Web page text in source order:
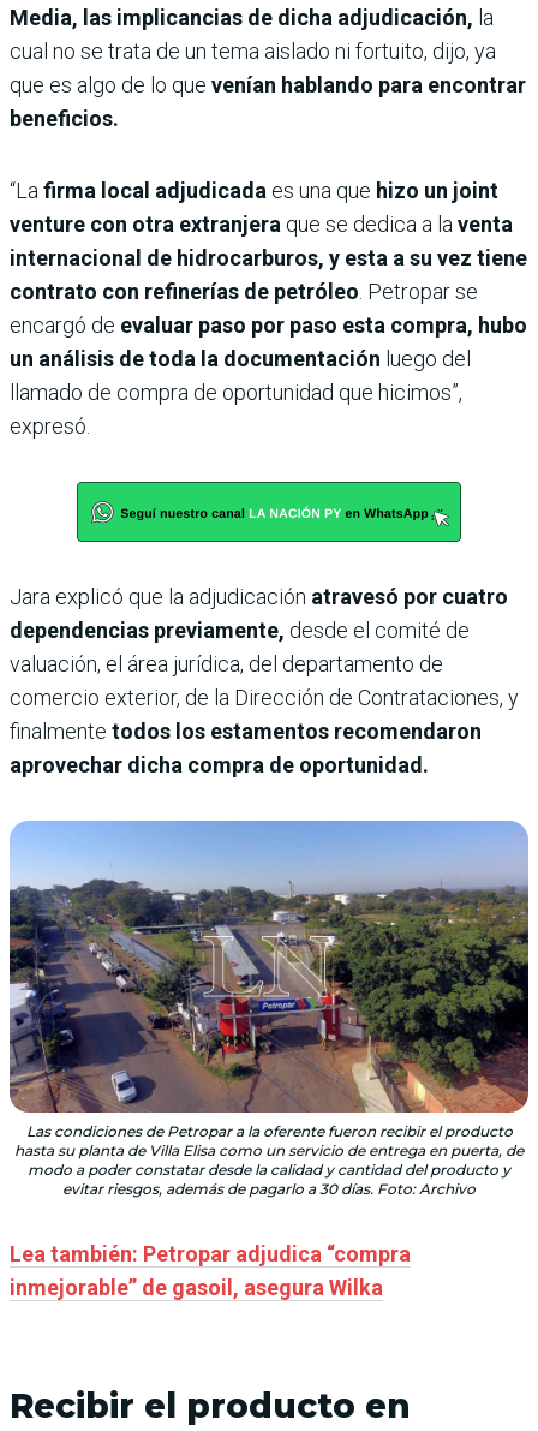
Media, las implicancias de dicha adjudicación, la
cual no se trata de un tema aislado ni fortuito, dijo, ya
que es algo de lo que venían hablando para encontrar
beneficios.
“La firma local adjudicada es una que hizo un joint
venture con otra extranjera que se dedica a la venta
internacional de hidrocarburos, y esta a su vez tiene
contrato con refinerías de petróleo . Petropar se
encargó de evaluar paso por paso esta compra, hubo
un análisis de toda la documentación luego del
llamado de compra de oportunidad que hicimos”,
expresó.
Jara explicó que la adjudicación atravesó por cuatro
dependencias previamente, desde el comité de
valuación, el área jurídica, del departamento de
comercio exterior, de la Dirección de Contrataciones, y
finalmente todos los estamentos recomendaron
aprovechar dicha compra de oportunidad.
Las condiciones de Petropar a la oferente fueron recibir el producto
hasta su planta de Villa Elisa como un servicio de entrega en puerta, de
modo a poder constatar desde la calidad y cantidad del producto y
evitar riesgos, además de pagarlo a 30 días. Foto: Archivo
Lea también: Petropar adjudica “compra
inmejorable” de gasoil, asegura Wilka
Recibir el producto en